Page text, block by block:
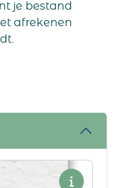
je bestand
afrekenen